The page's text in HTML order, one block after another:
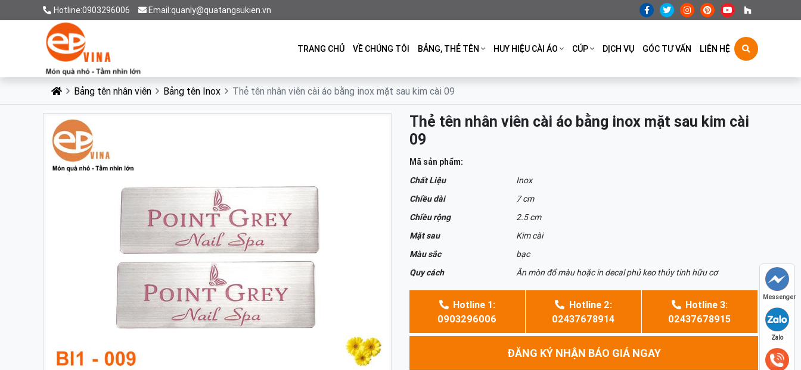
Hotline:0903296006 Email:quanly@quatangsukien.vn
TRANG CHỦ VỀ CHÚNG TÔI BẢNG, THẺ TÊN HUY HIỆU CÀI ÁO CÚP DỊCH VỤ GÓC TƯ VẤN LIÊN HỆ
Bảng tên nhân viên Bảng tên Inox Thẻ tên nhân viên cài áo bằng inox mặt sau kim cài 09
Thẻ tên nhân viên cài áo bằng inox mặt sau kim cài
09
Mã sản phẩm:
Chất Liệu
Inox
Chiều dài
7 cm
Chiều rộng
2.5 cm
Mặt sau
Kim cài
Màu sắc
bạc
Quy cách
Ăn mòn đổ màu hoặc in decal phủ keo thủy tinh hữu cơ
Hotline 1:
0903296006
Hotline 2:
02437678914
Hotline 3:
02437678915
ĐĂNG KÝ NHẬN BÁO GIÁ NGAY
Messenger
Zalo